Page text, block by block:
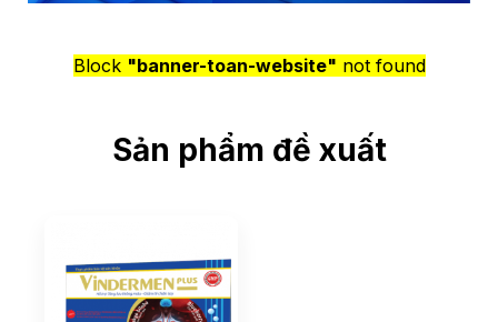
Block "banner-toan-website" not found
Sản phẩm đề xuất